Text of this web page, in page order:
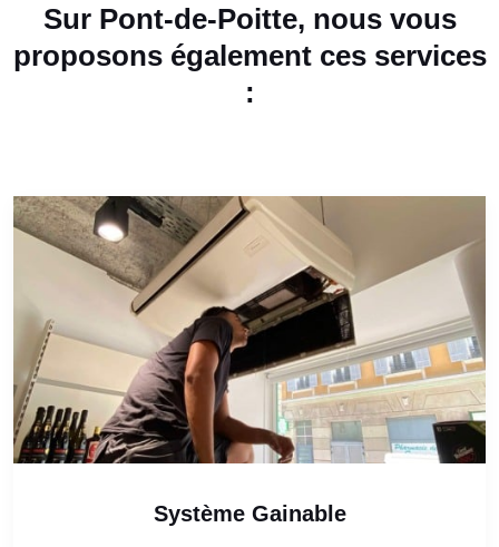
Sur Pont-de-Poitte, nous vous
proposons également ces services
:
Système Gainable